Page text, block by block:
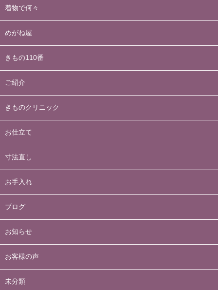
着物で何々
めがね屋
きもの110番
ご紹介
きものクリニック
お仕立て
寸法直し
お手入れ
ブログ
お知らせ
お客様の声
未分類